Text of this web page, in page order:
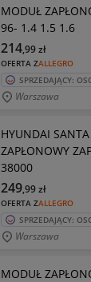
MODUŁ
96- 1.4 1.5 1.6
OFERTA ZALLEGRO
214,99zł
SPRZEDAJĄCY:
Warszawa
HYUNDAI
ZAPŁONOWY
38000
OFERTA ZALLEGRO
249,99zł
SPRZEDAJĄCY:
Warszawa
MODUŁ